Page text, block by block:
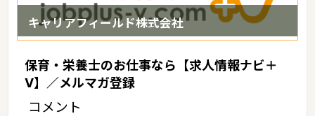
キャリアフィールド株式会社
保育・栄養士のお仕事なら【求人情報ナビ＋
V】／メルマガ登録
コメント